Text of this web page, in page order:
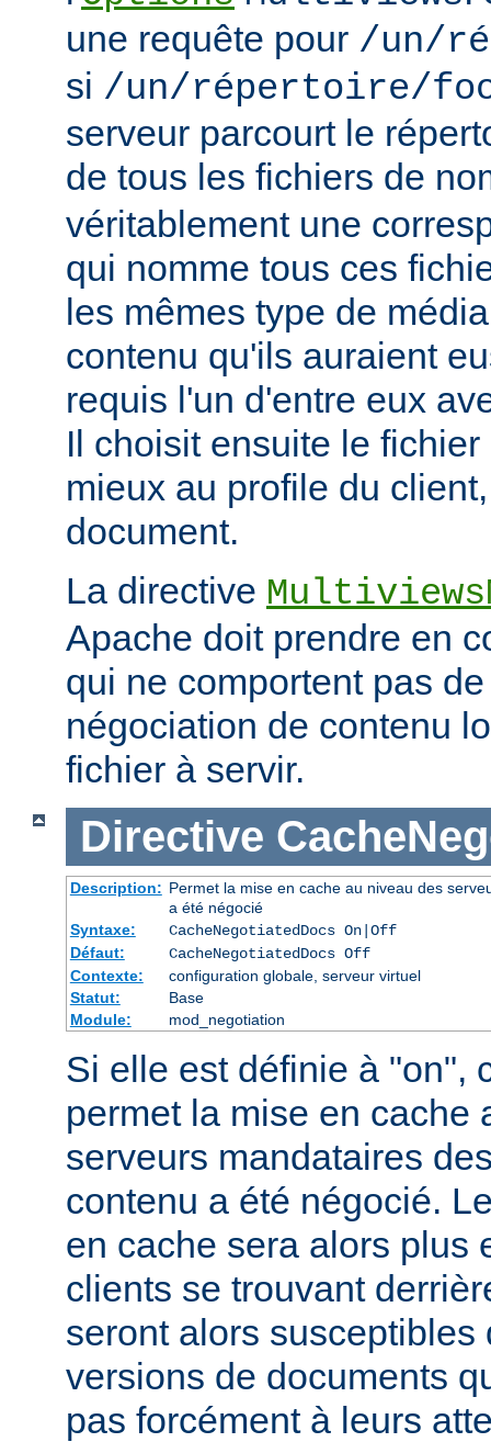
une requête pour /un/
si /un/répertoire/
serveur parcourt le
de tous les fichiers de
véritablement une
qui nomme tous ces
les mêmes type de
contenu qu'ils auraient
requis l'un d'entre eux
Il choisit ensuite le
mieux au profile du
document.
La directive
Apache doit prendre en
qui ne comportent pas
négociation de contenu
fichier à servir.
Directive
Description: Permet la mise en cache au niveau des
a été négocié
Syntaxe:
CacheNegotiatedDocs On|Off
Défaut:
CacheNegotiatedDocs Off
Contexte:
configuration globale, serveur virtuel
Statut:
Base
Module:
mod_negotiation
Si elle est définie à "on",
permet la mise en cache
serveurs mandataires
contenu a été négocié.
en cache sera alors plus
clients se trouvant
seront alors
versions de documents
pas forcément à leurs